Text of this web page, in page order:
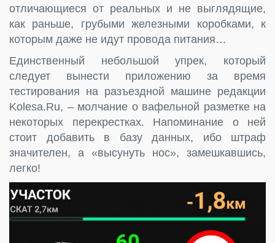
отличающиеся от реальных и не выглядящие,
как раньше, грубыми железными коробками, к
которым даже не идут провода питания…
Единственный небольшой упрек, который
следует вынести приложению за время
тестирования на разъездной машине редакции
Kolesa.Ru, – молчание о вафельной разметке на
некоторых перекрестках. Напоминание о ней
стоит добавить в базу данных, ибо штраф
значителен, а «высунуть нос», замешкавшись,
легко!